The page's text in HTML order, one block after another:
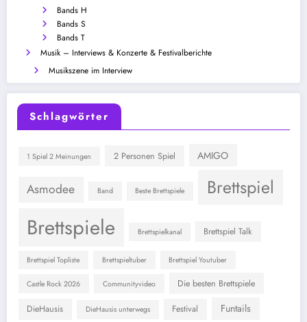
Bands H
Bands S
Bands T
Musik – Interviews & Konzerte & Festivalberichte
Musikszene im Interview
Schlagwörter
1 Spiel 2 Meinungen 2 Personen Spiel AMIGO
Asmodee Band Beste Brettspiele Brettspiel
Brettspiele Brettspielkanal Brettspiel Talk
Brettspiel Topliste Brettspieltuber Brettspiel Youtuber
Castle Rock 2026 Communityvideo Die besten Brettspiele
DieHausis DieHausis unterwegs Festival Funtails